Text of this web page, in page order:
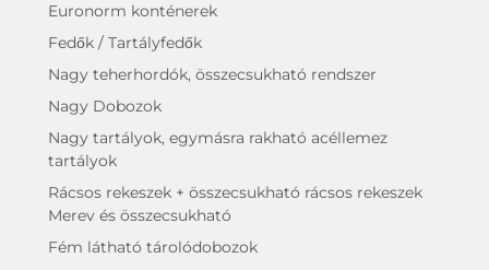
Euronorm konténerek
Fedők / Tartályfedők
Nagy teherhordók, összecsukható rendszer
Nagy Dobozok
Nagy tartályok, egymásra rakható acéllemez
tartályok
Rácsos rekeszek + összecsukható rácsos rekeszek
Merev és összecsukható
Fém látható tárolódobozok